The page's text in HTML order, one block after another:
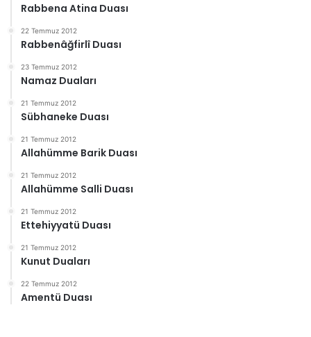
Rabbena Atina Duası
22 Temmuz 2012
Rabbenâğfirlî Duası
23 Temmuz 2012
Namaz Duaları
21 Temmuz 2012
Sübhaneke Duası
21 Temmuz 2012
Allahümme Barik Duası
21 Temmuz 2012
Allahümme Salli Duası
21 Temmuz 2012
Ettehiyyatü Duası
21 Temmuz 2012
Kunut Duaları
22 Temmuz 2012
Amentü Duası